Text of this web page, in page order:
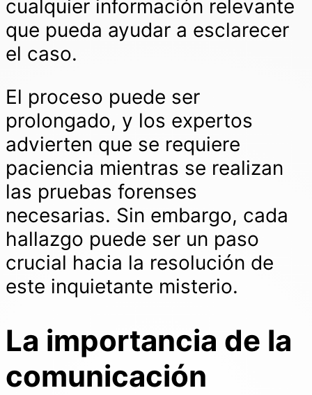
cualquier información relevante
que pueda ayudar a esclarecer
el caso.
El proceso puede ser
prolongado, y los expertos
advierten que se requiere
paciencia mientras se realizan
las pruebas forenses
necesarias. Sin embargo, cada
hallazgo puede ser un paso
crucial hacia la resolución de
este inquietante misterio.
La importancia de la
comunicación